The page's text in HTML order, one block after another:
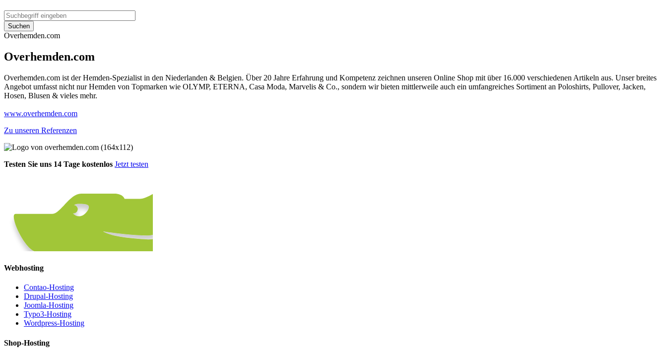
Suchen
Overhemden.com
Overhemden.com
Overhemden.com ist der Hemden-Spezialist in den Niederlanden & Belgien. Über 20 Jahre Erfahrung und Kompetenz zeichnen unseren Online Shop mit über 16.000 verschiedenen Artikeln aus. Unser breites
Angebot umfasst nicht nur Hemden von Topmarken wie OLYMP, ETERNA, Casa Moda, Marvelis & Co., sondern wir bieten mittlerweile auch ein umfangreiches Sortiment an Poloshirts, Pullover, Jacken,
Hosen, Blusen & vieles mehr.
www.overhemden.com
Zu unseren Referenzen
Testen Sie uns 14 Tage kostenlos Jetzt testen
Webhosting
Contao-Hosting
Drupal-Hosting
Joomla-Hosting
Typo3-Hosting
Wordpress-Hosting
Shop-Hosting